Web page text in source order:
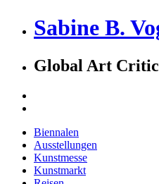
Sabine B.
Global Art Critic
Biennalen
Ausstellungen
Kunstmesse
Kunstmarkt